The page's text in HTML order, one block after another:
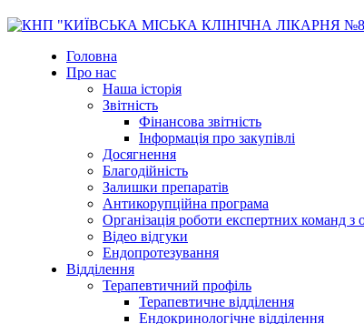
Головна
Про нас
Наша історія
Звітність
Фінансова звітність
Інформація про закупівлі
Досягнення
Благодійність
Залишки препаратів
Антикорупційна програма
Організація роботи експертних
Відео відгуки
Ендопротезування
Відділення
Терапевтичний профіль
Терапевтичне відділення
Ендокринологічне відділення